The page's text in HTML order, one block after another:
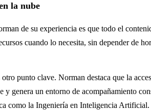
la nube
de su experiencia es que todo el
cuando lo necesita, sin depender de
punto clave. Norman destaca que la
y genera un entorno de acompañamiento
como la Ingeniería en Inteligencia Artificial.